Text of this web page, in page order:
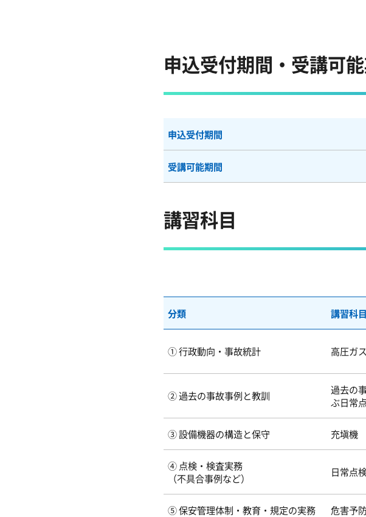
申込受付期間・受講可
申込受付期間
受講可能期間
講習科目
分類 講習科
① 行政動向・事故統計 高圧ガ
② 過去の事故事例と教訓
過去の
ぶ日常
③ 設備機器の構造と保守 充塡機
④ 点検・検査実務
（不具合事例など）
日常点
⑤ 保安管理体制・教育・規定の実務 危害予